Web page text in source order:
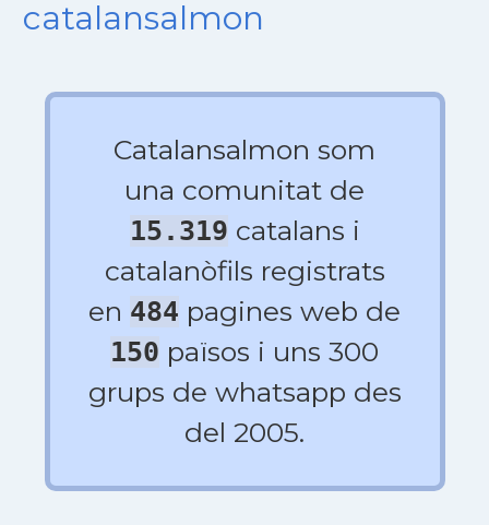
catalansalmon
Catalansalmon som
una comunitat de
15.319 catalans i
catalanòfils registrats
en 484 pagines web de
150 països i uns 300
grups de whatsapp des
del 2005.